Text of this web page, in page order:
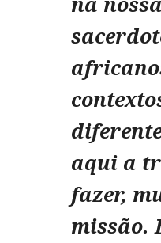
aqui a
fazer,
missão.